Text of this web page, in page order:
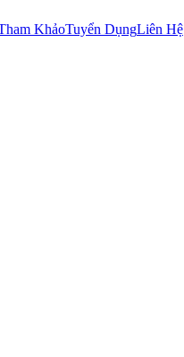
KhảoTuyển DụngLiên Hệ